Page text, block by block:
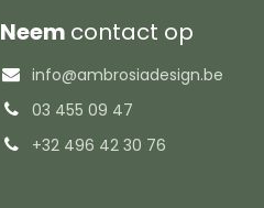
Neem contact op
info@ambrosiadesign.be
03 455 09 47
+32 496 42 30 76